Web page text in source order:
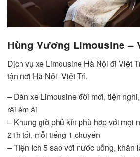
Hùng Vương Limousine –
Dịch vụ xe Limousine Hà Nội đi Việt
tận nơi Hà Nội- Việt Trì.
– Dàn xe Limousine đời mới, tiện
rãi êm ái
– Khung giờ phủ kín phù hợp với mọi
21h tối, mỗi tiếng 1 chuyến
– Tiện ích 5 sao với nước uống, khăn